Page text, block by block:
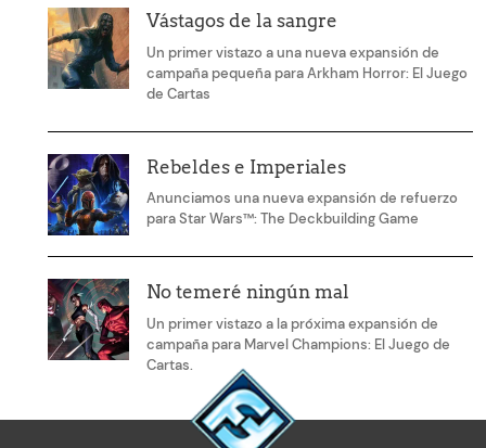
Vástagos de la sangre
Un primer vistazo a una nueva expansión de
campaña pequeña para Arkham Horror: El Juego
de Cartas
Rebeldes e Imperiales
Anunciamos una nueva expansión de refuerzo
para Star Wars™: The Deckbuilding Game
No temeré ningún mal
Un primer vistazo a la próxima expansión de
campaña para Marvel Champions: El Juego de
Cartas.